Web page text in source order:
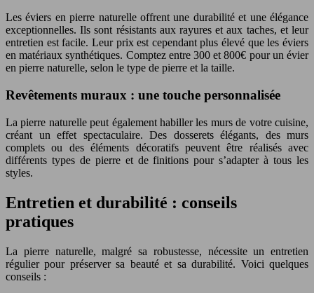
Les éviers en pierre naturelle offrent une durabilité et une élégance
exceptionnelles. Ils sont résistants aux rayures et aux taches, et leur
entretien est facile. Leur prix est cependant plus élevé que les éviers
en matériaux synthétiques. Comptez entre 300 et 800€ pour un évier
en pierre naturelle, selon le type de pierre et la taille.
Revêtements muraux : une touche personnalisée
La pierre naturelle peut également habiller les murs de votre cuisine,
créant un effet spectaculaire. Des dosserets élégants, des murs
complets ou des éléments décoratifs peuvent être réalisés avec
différents types de pierre et de finitions pour s’adapter à tous les
styles.
Entretien et durabilité : conseils
pratiques
La pierre naturelle, malgré sa robustesse, nécessite un entretien
régulier pour préserver sa beauté et sa durabilité. Voici quelques
conseils :